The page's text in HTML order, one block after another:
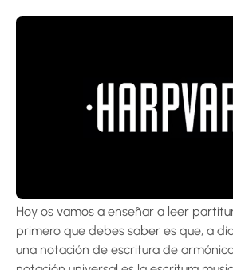
Hoy os vamos a enseñar a leer
primero que debes saber es que, a
una notación de escritura de